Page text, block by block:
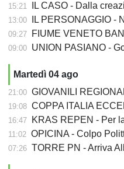
15:21 IL CASO - Dalla creazione
13:00 IL PERSONAGGIO -
09:27 FIUME VENETO BANNIA -
09:00 UNION PASIANO - Gobbo: "Se ci
Martedì 04 ago
21:00 GIOVANILI
19:08 COPPA ITALIA
16:47 KRAS REPEN - Per
11:02 OPICINA - Colpo
07:26 TORRE PN - Arriva